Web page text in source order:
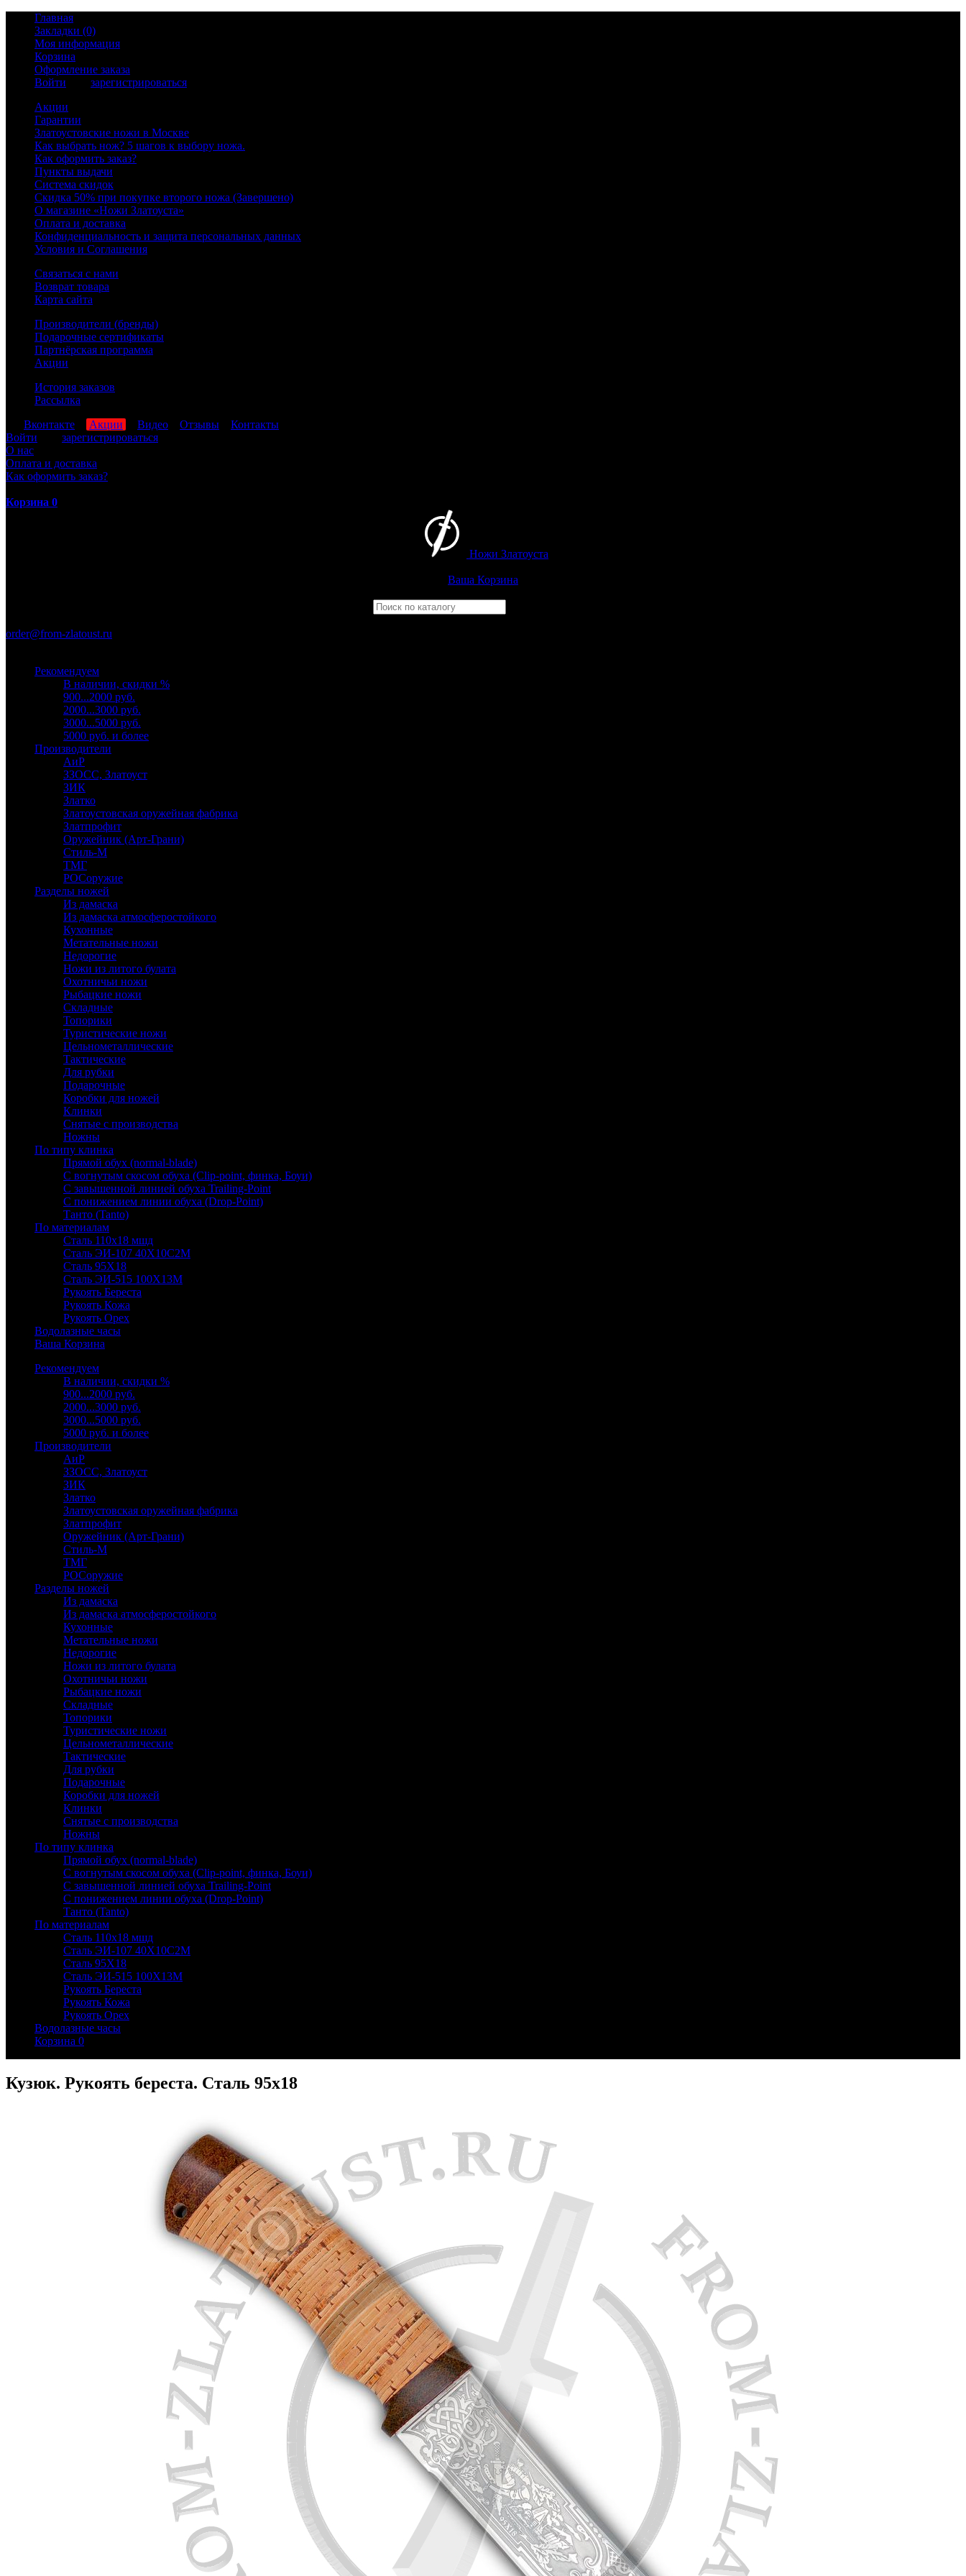
Главная
Закладки (0)
Моя информация
Корзина
Оформление заказа
Войти
зарегистрироваться
Акции
Гарантии
Златоустовские ножи в Москве
Как выбрать нож? 5 шагов к выбору ножа.
Как оформить заказ?
Пункты выдачи
Система скидок
Скидка 50% при покупке второго ножа (Завершено)
О магазине «Ножи Златоуста»
Оплата и доставка
Конфиденциальность и защита персональных данных
Условия и Соглашения
Связаться с нами
Возврат товара
Карта сайта
Производители (бренды)
Подарочные сертификаты
Партнёрская программа
Акции
История заказов
Рассылка
Вконтакте Акции Видео Отзывы
Контакты
Войти
зарегистрироваться
О нас
Оплата и доставка
Как оформить заказ?
Корзина 0
Ножи Златоуста
Ваша Корзина
order@from-zlatoust.ru
Рекомендуем
В наличии, скидки %
900...2000 руб.
2000...3000 руб.
3000...5000 руб.
5000 руб. и более
Производители
АиР
ЗЗОСС, Златоуст
ЗИК
Златко
Златоустовская оружейная фабрика
Златпрофит
Оружейник (Арт-Грани)
Стиль-М
ТМГ
РОСоружие
Разделы ножей
Из дамаска
Из дамаска атмосферостойкого
Кухонные
Метательные ножи
Недорогие
Ножи из литого булата
Охотничьи ножи
Рыбацкие ножи
Складные
Топорики
Туристические ножи
Цельнометаллические
Тактические
Для рубки
Подарочные
Коробки для ножей
Клинки
Снятые с производства
Ножны
По типу клинка
Прямой обух (normal-blade)
С вогнутым скосом обуха (Clip-point, финка, Боуи)
С завышенной линией обуха Trailing-Point
С понижением линии обуха (Drop-Point)
Танто (Tanto)
По материалам
Сталь 110х18 мшд
Сталь ЭИ-107 40Х10С2М
Сталь 95Х18
Сталь ЭИ-515 100Х13М
Рукоять Береста
Рукоять Кожа
Рукоять Орех
Водолазные часы
Ваша Корзина
Рекомендуем
В наличии, скидки %
900...2000 руб.
2000...3000 руб.
3000...5000 руб.
5000 руб. и более
Производители
АиР
ЗЗОСС, Златоуст
ЗИК
Златко
Златоустовская оружейная фабрика
Златпрофит
Оружейник (Арт-Грани)
Стиль-М
ТМГ
РОСоружие
Разделы ножей
Из дамаска
Из дамаска атмосферостойкого
Кухонные
Метательные ножи
Недорогие
Ножи из литого булата
Охотничьи ножи
Рыбацкие ножи
Складные
Топорики
Туристические ножи
Цельнометаллические
Тактические
Для рубки
Подарочные
Коробки для ножей
Клинки
Снятые с производства
Ножны
По типу клинка
Прямой обух (normal-blade)
С вогнутым скосом обуха (Clip-point, финка, Боуи)
С завышенной линией обуха Trailing-Point
С понижением линии обуха (Drop-Point)
Танто (Tanto)
По материалам
Сталь 110х18 мшд
Сталь ЭИ-107 40Х10С2М
Сталь 95Х18
Сталь ЭИ-515 100Х13М
Рукоять Береста
Рукоять Кожа
Рукоять Орех
Водолазные часы
Корзина 0
Кузюк. Рукоять береста. Сталь 95х18